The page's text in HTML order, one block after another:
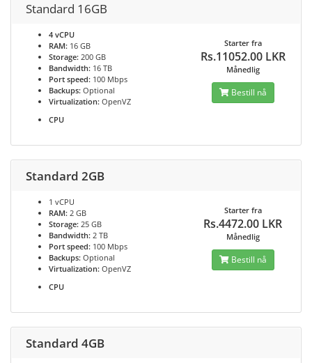
Standard 16GB
4 vCPU
RAM: 16 GB
Storage: 200 GB
Bandwidth: 16 TB
Port speed: 100 Mbps
Backups: Optional
Virtualization: OpenVZ
CPU
Starter fra
Rs.11052.00 LKR
Månedlig
Bestill nå
Standard 2GB
1 vCPU
RAM: 2 GB
Storage: 25 GB
Bandwidth: 2 TB
Port speed: 100 Mbps
Backups: Optional
Virtualization: OpenVZ
CPU
Starter fra
Rs.4472.00 LKR
Månedlig
Bestill nå
Standard 4GB